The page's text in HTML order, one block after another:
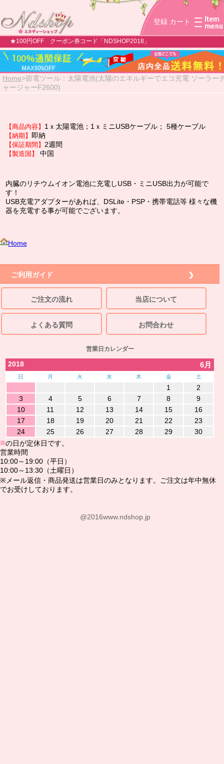
登録 カート
★100円OFF クーポン券コード「NDSHOP2018」
Home>節電ツール：太陽電池(太陽のエネルギーでエコ充電 ソーラー
ャージャーF2600)
【商品内容】 1ｘ太陽電池；1ｘミニUSBケーブル； 5種ケーブル
【納期】 即納
【保証期間】 2週間
【製造国】 中国
内臓のリチウムイオン電池に充電しUSB・ミニUSB出力が可能で
す！
USB充電アダプターがあれば、DSLite・PSP・携帯電話等 様々な機
器を充電する事が可能でございます。
Home
ご利用ガイド
ご注文の流れ 当店について
よくある質問 お問合わせ
営業日カレンダー
2018 6月
日 月 火 水 木 金 土
1
2
3
4 5 6 7 8
9
10
11 12 13 14 15
16
17
18 19 20 21 22
23
24
25 26 27 28 29 30
■の日が定休日です。
営業時間
10:00～19:00（平日）
10:00～13:30（土曜日）
※メール返信・商品発送は営業日のみとなります。ご注文は年中無休
でお受けしております。
@2016www.ndshop.jp